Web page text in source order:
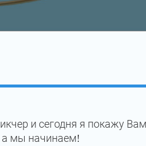
и сегодня я покажу
мы начинаем!